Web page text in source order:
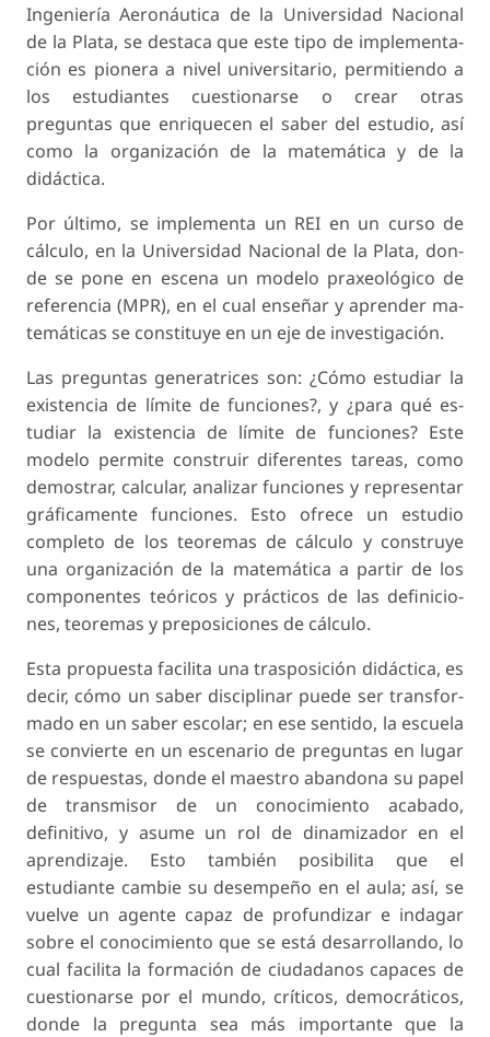
Ingeniería Aeronáutica de la Universidad Nacional
de la Plata, se destaca que este tipo de implementa­
ción es pionera a nivel universitario, permitiendo a
los estudiantes cuestionarse o crear otras
preguntas que enriquecen el saber del estudio, así
como la organización de la matemática y de la
didáctica.
Por último, se implementa un REI en un curso de
cálculo, en la Universidad Nacional de la Plata, don­
de se pone en escena un modelo praxeológico de
referencia (MPR), en el cual enseñar y aprender ma­
temáticas se constituye en un eje de investigación.
Las preguntas generatrices son: ¿Cómo estudiar la
existencia de límite de funciones?, y ¿para qué es­
tudiar la existencia de límite de funciones? Este
modelo permite construir diferentes tareas, como
demostrar, calcular, analizar funciones y represen­tar
gráficamente funciones. Esto ofrece un estudio
completo de los teoremas de cálculo y construye
una organización de la matemática a partir de los
componentes teóricos y prácticos de las definicio­
nes, teoremas y preposiciones de cálculo.
Esta propuesta facilita una trasposición didáctica, es
decir, cómo un saber disciplinar puede ser transfor­
mado en un saber escolar; en ese sentido, la escuela
se convierte en un escenario de preguntas en lugar
de respuestas, donde el maestro abandona su papel
de transmisor de un conocimiento acabado,
definitivo, y asume un rol de dinamizador en el
aprendizaje. Esto también posibilita que el
estudiante cambie su desempeño en el aula; así, se
vuelve un agente capaz de profundizar e indagar
sobre el conocimiento que se está desarrollando, lo
cual facilita la formación de ciudadanos capaces de
cuestionarse por el mundo, críticos, democráticos,
donde la pregunta sea más importante que la